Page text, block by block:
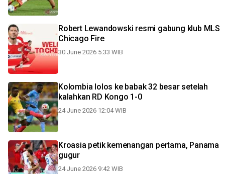
Robert Lewandowski resmi gabung klub MLS
Chicago Fire
30 June 2026 5:33 WIB
Kolombia lolos ke babak 32 besar setelah
kalahkan RD Kongo 1-0
24 June 2026 12:04 WIB
Kroasia petik kemenangan pertama, Panama
gugur
24 June 2026 9:42 WIB